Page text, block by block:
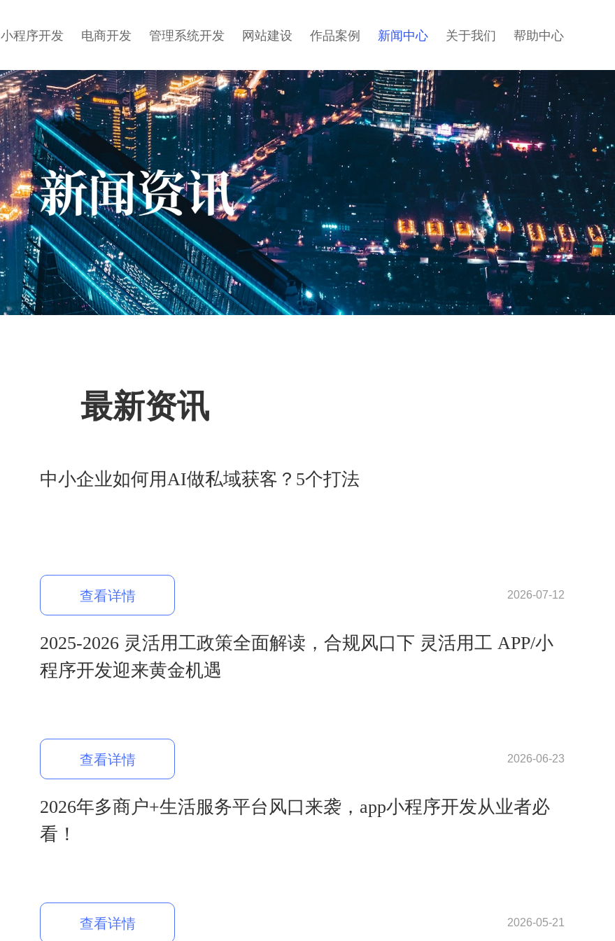
小程序开发 电商开发 管理系统开发 网站建设 作品案例 新闻中心 关于我们 帮助中心
最新资讯
中小企业如何用AI做私域获客？5个打法
查看详情 2026-07-12
2025-2026 灵活用工政策全面解读，合规风口下 灵活用工 APP/小
程序开发迎来黄金机遇
查看详情 2026-06-23
2026年多商户+生活服务平台风口来袭，app小程序开发从业者必
看！
查看详情 2026-05-21